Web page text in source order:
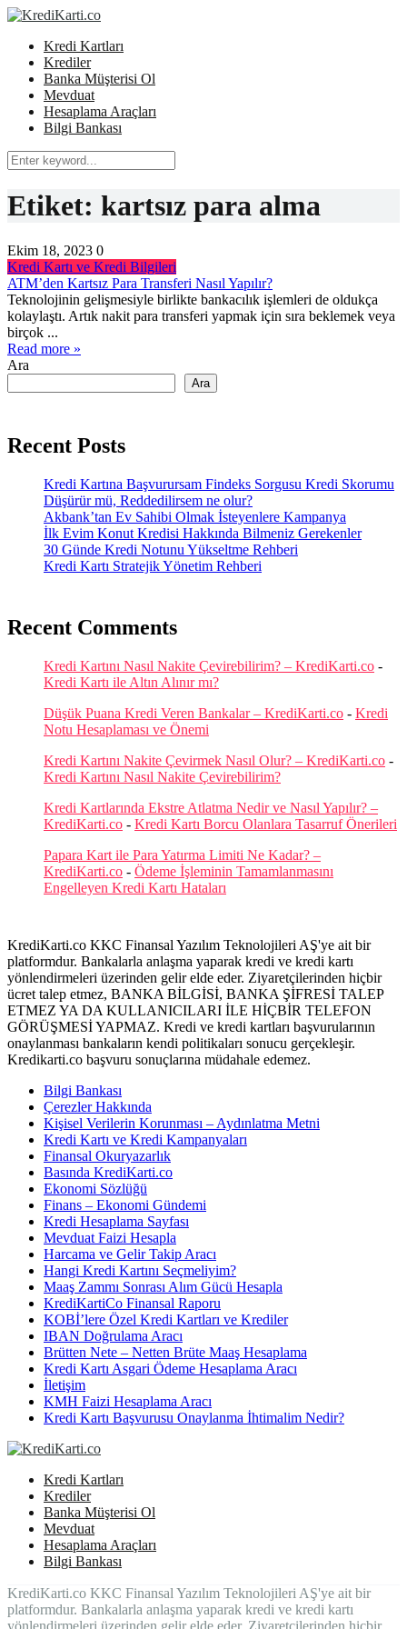
Kredi Kartları
Krediler
Banka Müşterisi Ol
Mevduat
Hesaplama Araçları
Bilgi Bankası
Etiket: kartsız para alma
Ekim 18, 2023 0
Kredi Kartı ve Kredi Bilgileri
ATM’den Kartsız Para Transferi Nasıl Yapılır?
Teknolojinin gelişmesiyle birlikte bankacılık işlemleri de oldukça
kolaylaştı. Artık nakit para transferi yapmak için sıra beklemek veya
birçok ...
Read more »
Ara
Ara
Recent Posts
Kredi Kartına Başvurursam Findeks Sorgusu Kredi Skorumu
Düşürür mü, Reddedilirsem ne olur?
Akbank’tan Ev Sahibi Olmak İsteyenlere Kampanya
İlk Evim Konut Kredisi Hakkında Bilmeniz Gerekenler
30 Günde Kredi Notunu Yükseltme Rehberi
Kredi Kartı Stratejik Yönetim Rehberi
Recent Comments
Kredi Kartını Nasıl Nakite Çevirebilirim? – KrediKarti.co -
Kredi Kartı ile Altın Alınır mı?
Düşük Puana Kredi Veren Bankalar – KrediKarti.co - Kredi
Notu Hesaplaması ve Önemi
Kredi Kartını Nakite Çevirmek Nasıl Olur? – KrediKarti.co -
Kredi Kartını Nasıl Nakite Çevirebilirim?
Kredi Kartlarında Ekstre Atlatma Nedir ve Nasıl Yapılır? –
KrediKarti.co - Kredi Kartı Borcu Olanlara Tasarruf Önerileri
Papara Kart ile Para Yatırma Limiti Ne Kadar? –
KrediKarti.co - Ödeme İşleminin Tamamlanmasını
Engelleyen Kredi Kartı Hataları
KrediKarti.co KKC Finansal Yazılım Teknolojileri AŞ'ye ait bir
platformdur. Bankalarla anlaşma yaparak kredi ve kredi kartı
yönlendirmeleri üzerinden gelir elde eder. Ziyaretçilerinden hiçbir
ücret talep etmez, BANKA BİLGİSİ, BANKA ŞİFRESİ TALEP
ETMEZ YA DA KULLANICILARI İLE HİÇBİR TELEFON
GÖRÜŞMESİ YAPMAZ. Kredi ve kredi kartları başvurularının
onaylanması bankaların kendi politikaları sonucu gerçekleşir.
Kredikarti.co başvuru sonuçlarına müdahale edemez.
Bilgi Bankası
Çerezler Hakkında
Kişisel Verilerin Korunması – Aydınlatma Metni
Kredi Kartı ve Kredi Kampanyaları
Finansal Okuryazarlık
Basında KrediKarti.co
Ekonomi Sözlüğü
Finans – Ekonomi Gündemi
Kredi Hesaplama Sayfası
Mevduat Faizi Hesapla
Harcama ve Gelir Takip Aracı
Hangi Kredi Kartını Seçmeliyim?
Maaş Zammı Sonrası Alım Gücü Hesapla
KrediKartiCo Finansal Raporu
KOBİ’lere Özel Kredi Kartları ve Krediler
IBAN Doğrulama Aracı
Brütten Nete – Netten Brüte Maaş Hesaplama
Kredi Kartı Asgari Ödeme Hesaplama Aracı
İletişim
KMH Faizi Hesaplama Aracı
Kredi Kartı Başvurusu Onaylanma İhtimalim Nedir?
Kredi Kartları
Krediler
Banka Müşterisi Ol
Mevduat
Hesaplama Araçları
Bilgi Bankası
KrediKarti.co KKC Finansal Yazılım Teknolojileri AŞ'ye ait bir
platformdur. Bankalarla anlaşma yaparak kredi ve kredi kartı
yönlendirmeleri üzerinden gelir elde eder. Ziyaretçilerinden hiçbir